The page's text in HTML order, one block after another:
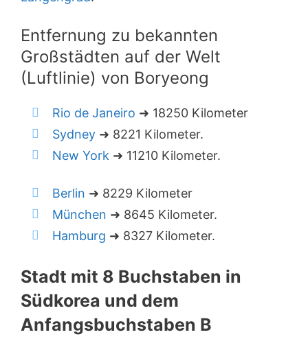
Entfernung zu bekannten
Großstädten auf der Welt
(Luftlinie) von Boryeong
Rio de Janeiro ➜ 18250 Kilometer
Sydney ➜ 8221 Kilometer.
New York ➜ 11210 Kilometer.
Berlin ➜ 8229 Kilometer
München ➜ 8645 Kilometer.
Hamburg ➜ 8327 Kilometer.
Stadt mit 8 Buchstaben in
Südkorea und dem
Anfangsbuchstaben B